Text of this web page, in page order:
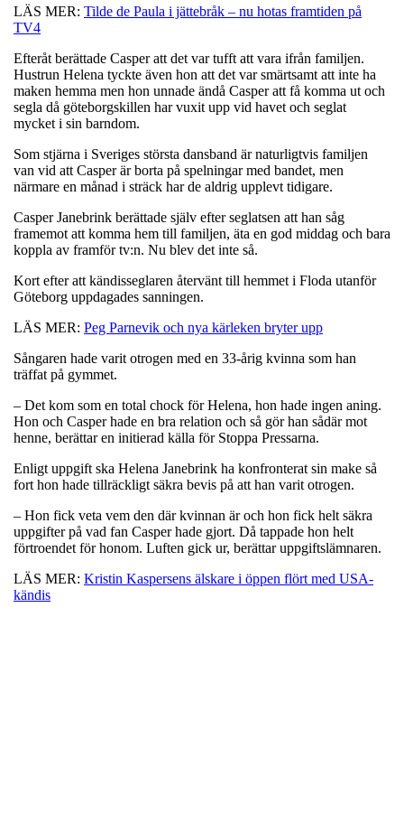
LÄS MER: Tilde de Paula i jättebråk – nu hotas framtiden på
TV4
Efteråt berättade Casper att det var tufft att vara ifrån familjen.
Hustrun Helena tyckte även hon att det var smärtsamt att inte ha
maken hemma men hon unnade ändå Casper att få komma ut och
segla då göteborgskillen har vuxit upp vid havet och seglat
mycket i sin barndom.
Som stjärna i Sveriges största dansband är naturligtvis familjen
van vid att Casper är borta på spelningar med bandet, men
närmare en månad i sträck har de aldrig upplevt tidigare.
Casper Janebrink berättade själv efter seglatsen att han såg
framemot att komma hem till familjen, äta en god middag och bara
koppla av framför tv:n. Nu blev det inte så.
Kort efter att kändisseglaren återvänt till hemmet i Floda utanför
Göteborg uppdagades sanningen.
LÄS MER: Peg Parnevik och nya kärleken bryter upp
Sångaren hade varit otrogen med en 33-årig kvinna som han
träffat på gymmet.
– Det kom som en total chock för Helena, hon hade ingen aning.
Hon och Casper hade en bra relation och så gör han sådär mot
henne, berättar en initierad källa för Stoppa Pressarna.
Enligt uppgift ska Helena Janebrink ha konfronterat sin make så
fort hon hade tillräckligt säkra bevis på att han varit otrogen.
– Hon fick veta vem den där kvinnan är och hon fick helt säkra
uppgifter på vad fan Casper hade gjort. Då tappade hon helt
förtroendet för honom. Luften gick ur, berättar uppgiftslämnaren.
LÄS MER: Kristin Kaspersens älskare i öppen flört med USA-
kändis